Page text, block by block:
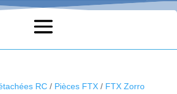
RC/ Pièces FTX/ FTX Zorro